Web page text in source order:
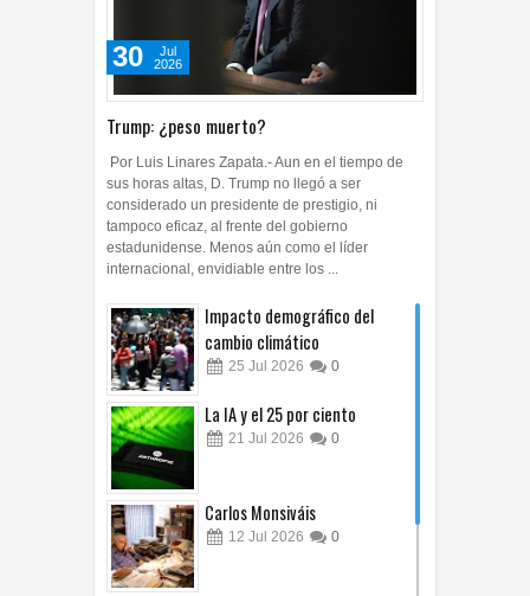
Trump: ¿peso muerto?
30
Jul
2026
Por Luis Linares Zapata.- Aun en el tiempo de
sus horas altas, D. Trump no llegó a ser
considerado un presidente de prestigio, ni
tampoco eficaz, al frente del gobierno
estadunidense. Menos aún como el líder
internacional, envidiable entre los ...
Impacto demográfico del
cambio climático
25 Jul 2026 0
La IA y el 25 por ciento
21 Jul 2026 0
Carlos Monsiváis
12 Jul 2026 0